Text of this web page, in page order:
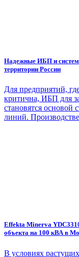
Надежные ИБП и
территории России
Для предприятий,
критична, ИБП для
становятся основой
линий.
Effekta Minerva
объекта на 100 кВА в
В условиях